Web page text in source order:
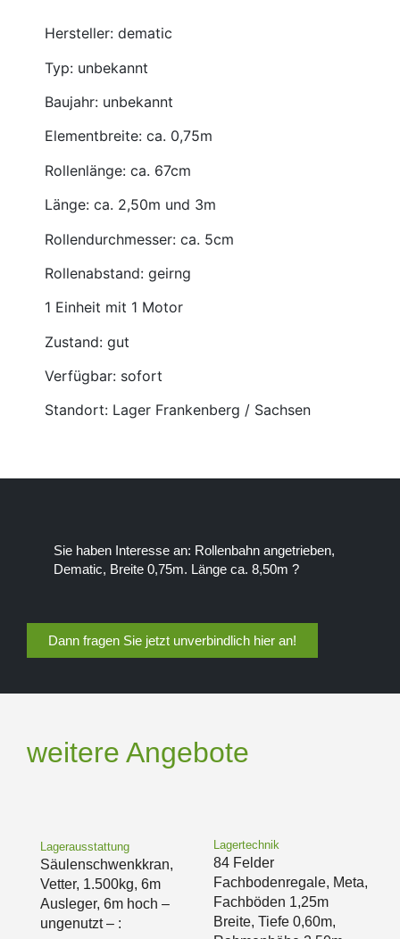
Hersteller: dematic
Typ: unbekannt
Baujahr: unbekannt
Elementbreite: ca. 0,75m
Rollenlänge: ca. 67cm
Länge: ca. 2,50m und 3m
Rollendurchmesser: ca. 5cm
Rollenabstand: geirng
1 Einheit mit 1 Motor
Zustand: gut
Verfügbar: sofort
Standort: Lager Frankenberg / Sachsen
Sie haben Interesse an: Rollenbahn angetrieben,
Dematic, Breite 0,75m. Länge ca. 8,50m ?
Dann fragen Sie jetzt unverbindlich hier an!
weitere Angebote
Lagerausstattung
Säulenschwenkkran,
Vetter, 1.500kg, 6m
Ausleger, 6m hoch –
ungenutzt – :
Lagertechnik
84 Felder
Fachbodenregale, Meta,
Fachböden 1,25m
Breite, Tiefe 0,60m,